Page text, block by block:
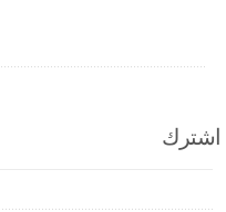
اشترك